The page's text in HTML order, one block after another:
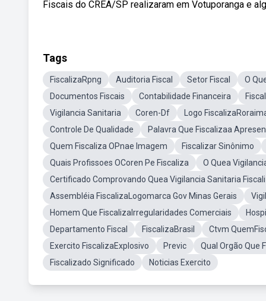
Fiscais do CREA/SP realizaram em Votuporanga e
Tags
FiscalizaRpng Auditoria Fiscal Setor Fiscal
O
Documentos Fiscais
Contabilidade Financeira
Vigilancia Sanitaria
Coren-Df
Logo
Controle De Qualidade
Palavra Que Fiscalizaa
Quem Fiscaliza OPnae Imagem
Fiscalizar Sinônimo
Quais Profissoes OCoren Pe Fiscaliza
O Quea
Certificado Comprovando Quea Vigilancia Sanitaria
Assembléia FiscalizaLogomarca Gov Minas Gerais
Homem Que FiscalizaIrregularidades Comerciais
Departamento Fiscal
FiscalizaBrasil
Ctvm
Exercito FiscalizaExplosivo
Previc
Qual Orgão Que
Fiscalizado Significado
Noticias Exercito